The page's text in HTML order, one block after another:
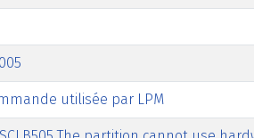
utilisée par LPM